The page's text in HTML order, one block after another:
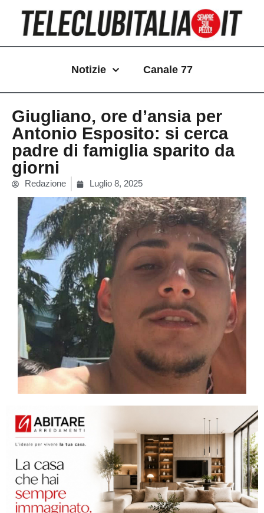
contenuto
Notizie Canale 77
Giugliano, ore d’ansia per
Antonio Esposito: si cerca
padre di famiglia sparito da
giorni
Redazione Luglio 8, 2025